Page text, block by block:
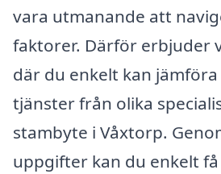
vara utmanande att
faktorer. Därför erbjuder
där du enkelt kan
tjänster från olika
stambyte i Våxtorp.
uppgifter kan du enkelt